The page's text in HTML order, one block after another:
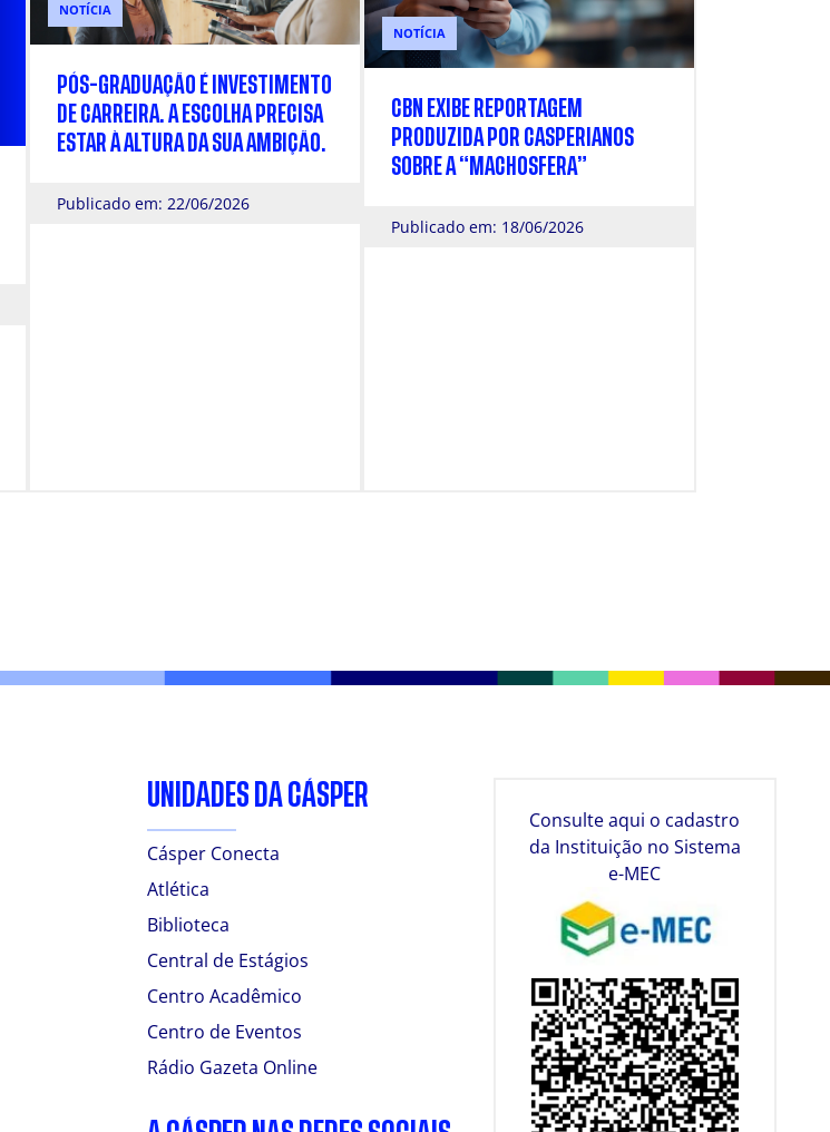
NOTÍCIA
PÓS-GRADUAÇÃO É INVESTIMENTO
DE CARREIRA. A ESCOLHA PRECISA
ESTAR À ALTURA DA SUA AMBIÇÃO.
Publicado em: 22/06/2026
NOTÍCIA
CBN EXIBE REPORTAGEM
PRODUZIDA POR CASPERIANOS
SOBRE A “MACHOSFERA”
Publicado em: 18/06/2026
UNIDADES DA CÁSPER
Cásper Conecta
Atlética
Biblioteca
Central de Estágios
Centro Acadêmico
Centro de Eventos
Rádio Gazeta Online
Consulte aqui o cadastro
da Instituição no Sistema
e-MEC